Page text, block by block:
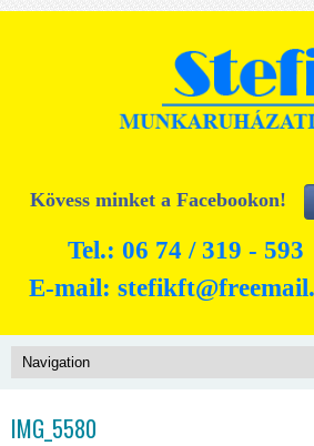
Kövess minket a Facebookon!
Tel.: 06 74 / 319 - 593
E-mail:
IMG_5580